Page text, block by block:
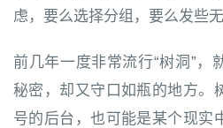
虑，要么选择分组，要么发些
前几年一度非常流行“树洞”，
秘密，却又守口如瓶的地方。
号的后台，也可能是某个现实